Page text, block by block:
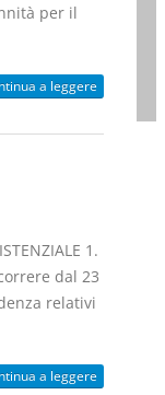
per il
a leggere
1.
dal 23
relativi
a leggere